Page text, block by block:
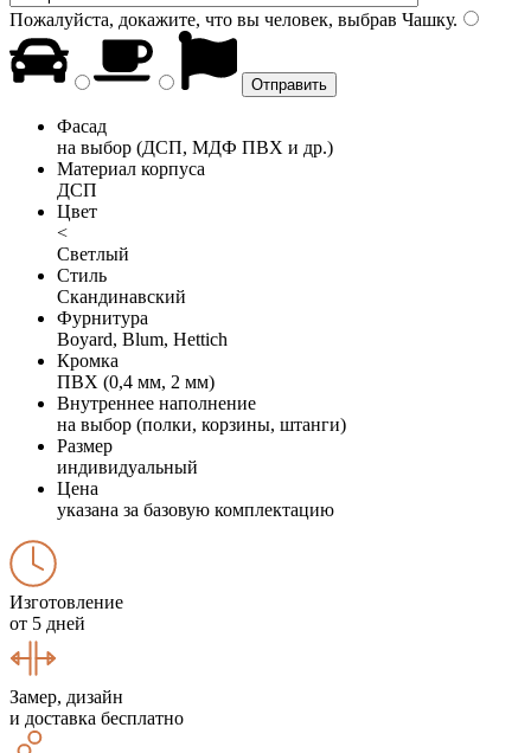
Пожалуйста, докажите, что вы человек, выбрав Чашку.
Фасад
на выбор (ДСП, МДФ ПВХ и др.)
Материал корпуса
ДСП
Цвет
<
Светлый
Стиль
Скандинавский
Фурнитура
Boyard, Blum, Hettich
Кромка
ПВХ (0,4 мм, 2 мм)
Внутреннее наполнение
на выбор (полки, корзины, штанги)
Размер
индивидуальный
Цена
указана за базовую комплектацию
Изготовление
от 5 дней
Замер, дизайн
и доставка бесплатно